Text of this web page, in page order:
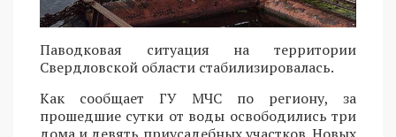
Паводковая ситуация на территории
Свердловской области стабилизировалась.
Как сообщает ГУ МЧС по региону, за
прошедшие сутки от воды освободились три